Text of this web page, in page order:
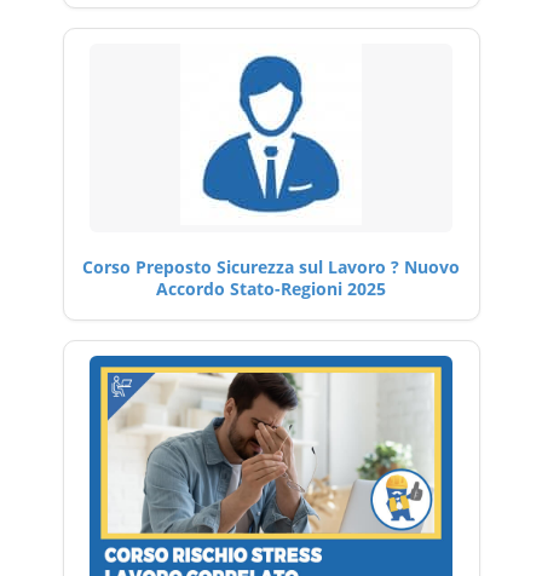
Corso Preposto Sicurezza sul Lavoro ? Nuovo
Accordo Stato-Regioni 2025